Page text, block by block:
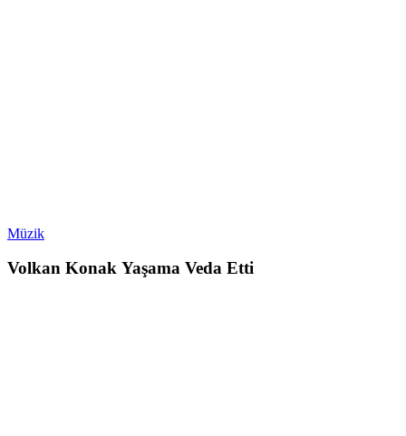
Müzik
Volkan Konak Yaşama Veda Etti